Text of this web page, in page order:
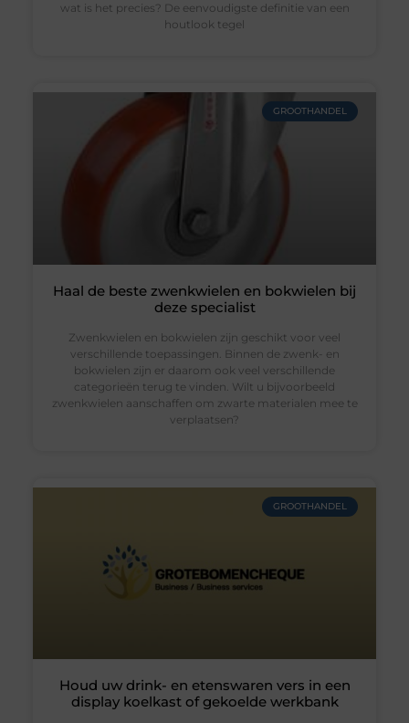
wat is het precies? De eenvoudigste definitie van een
houtlook tegel
GROOTHANDEL
Haal de beste zwenkwielen en bokwielen bij
deze specialist
Zwenkwielen en bokwielen zijn geschikt voor veel
verschillende toepassingen. Binnen de zwenk- en
bokwielen zijn er daarom ook veel verschillende
categorieën terug te vinden. Wilt u bijvoorbeeld
zwenkwielen aanschaffen om zwarte materialen mee te
verplaatsen?
GROOTHANDEL
Houd uw drink- en etenswaren vers in een
display koelkast of gekoelde werkbank